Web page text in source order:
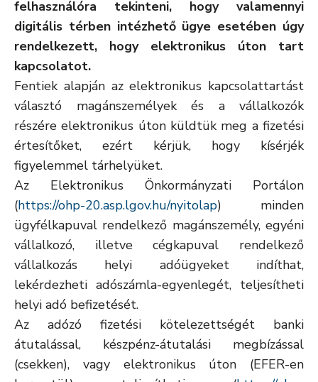
felhasználóra tekinteni, hogy valamennyi
digitális térben intézhető ügye esetében úgy
rendelkezett, hogy elektronikus úton tart
kapcsolatot.
Fentiek alapján az elektronikus kapcsolattartást
választó magánszemélyek és a vállalkozók
részére elektronikus úton küldtük meg a fizetési
értesítőket, ezért kérjük, hogy kísérjék
figyelemmel tárhelyüket.
Az Elektronikus Önkormányzati Portálon
(https://ohp-20.asp.lgov.hu/nyitolap) minden
ügyfélkapuval rendelkező magánszemély, egyéni
vállalkozó, illetve cégkapuval rendelkező
vállalkozás helyi adóügyeket indíthat,
lekérdezheti adószámla-egyenlegét, teljesítheti
helyi adó befizetését.
Az adózó fizetési kötelezettségét banki
átutalással, készpénz-átutalási megbízással
(csekken), vagy elektronikus úton (EFER-en